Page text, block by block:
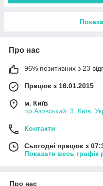
Про нас
96% позитивних з 23
Працює з 16.01.2015
м. Київ
пр.Азовський, 3, Київ,
Контакти
Сьогодні працює з
Показати весь графік
Про нас